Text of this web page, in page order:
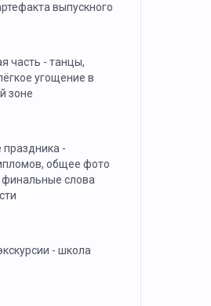
выпускного
часть - танцы,
угощение в
зоне
-
общее фото
слова
- школа